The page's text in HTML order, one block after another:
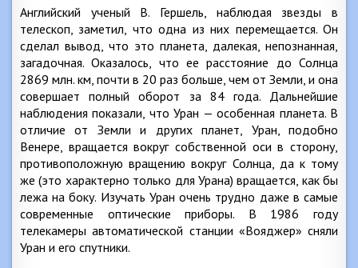
Английский ученый В. Гершель, наблюдая звезды в
телескоп, заметил, что одна из них перемещается. Он
сделал вывод, что это планета, далекая, непознанная,
загадочная. Оказалось, что ее расстояние до Солнца
2869 млн. км, почти в 20 раз больше, чем от Земли, и она
совершает полный оборот за 84 года. Дальнейшие
наблюдения показали, что Уран — особенная планета. В
отличие от Земли и других планет, Уран, подобно
Венере, вращается вокруг собственной оси в сторону,
противоположную вращению вокруг Солнца, да к тому
же (это характерно только для Урана) вращается, как бы
лежа на боку. Изучать Уран очень трудно даже в самые
современные оптические приборы. В 1986 году
телекамеры автоматической станции «Вояджер» сняли
Уран и его спутники.